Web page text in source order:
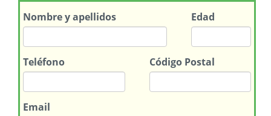
Nombrey apellidos Edad
Teléfono Código Postal
Email